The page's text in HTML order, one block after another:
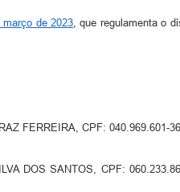
março de 2023, que regulamenta o
FERREIRA, CPF: 040.969.601-
DOS SANTOS, CPF: